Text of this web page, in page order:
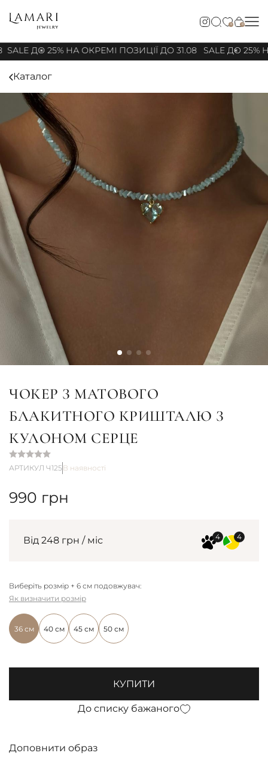
0 0
SALE ДО 25% НА ОКРЕМІ ПОЗИЦІЇ ДО 31.08 SALE ДО 25%
Каталог
ЧОКЕР З МАТОВОГО
БЛАКИТНОГО КРИШТАЛЮ З
КУЛОНОМ СЕРЦЕ
АРТИКУЛ Ч125 В наявності
990 грн
Від 248 грн / міс
Виберіть розмір + 6 см подовжувач:
36 см 40 см 45 см 50 см
Як визначити розмір
КУПИТИ
До списку бажаного
Доповнити образ